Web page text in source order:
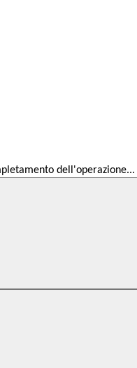
dell'operazione...